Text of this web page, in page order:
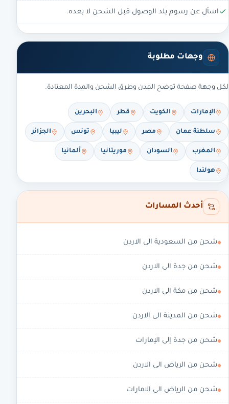
اسأل عن رسوم بلد الوصول قبل الشحن لا بعده.
وجهات مطلوبة
لكل وجهة صفحة توضح المدن وطرق الشحن والمدة المعتادة.
الإمارات الكويت قطر البحرين
سلطنة عمان مصر ليبيا تونس الجزائر
المغرب السودان موريتانيا ألمانيا
هولندا
أحدث المسارات
شحن من السعودية الى الاردن
شحن من جدة الى الاردن
شحن من مكة الى الاردن
شحن من المدينة الى الاردن
شحن من جدة إلى الإمارات
شحن من الرياض الى الاردن
شحن من الرياض الى الامارات